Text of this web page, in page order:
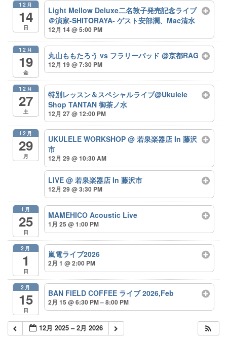
12月
14
日
Light Mellow Deluxe二名敦子発売記念ライブ
＠演家-SHITORAYA- ゲスト安部潤、Mac清水
12月 14 @ 5:00 PM
12月
19
金
丸山ももたろう vs フラリーパッド @京都RAG
12月 19 @ 7:30 PM
12月
27
土
特別レッスン＆スペシャルライブ@Ukulele
Shop TANTAN 御茶ノ水
12月 27 @ 12:00 PM
12月
29
月
UKULELE WORKSHOP @ 若泉楽器店 In 藤沢
市
12月 29 @ 10:30 AM
LIVE @ 若泉楽器店 In 藤沢市
12月 29 @ 3:30 PM
1月
25
日
MAMEHICO Acoustic Live
1月 25 @ 1:00 PM
2月
1
日
嵐電ライブ2026
2月 1 @ 2:00 PM
2月
15
日
BAN FIELD COFFEE ライブ 2026,Feb
2月 15 @ 6:30 PM – 8:00 PM
12月 2025 – 2月 2026